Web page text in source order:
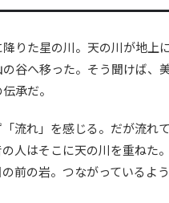
りた星の川。天の川が地上
谷へ移った。そう聞けば、
承だ。
流れ」を感じる。だが流れ
人はそこに天の川を重ねた
前の岩。つながっているよ